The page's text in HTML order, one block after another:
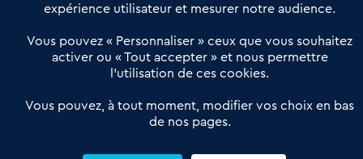
Derniers articles
Réseau 3C : un partenaire national dédié aux transactions
Petitscommerces : Un partenariat au service du commerce de
proximité et des territoires
expérience utilisateur et mesurer notre audience.
Vous pouvez « Personnaliser » ceux que vous souhaitez
activer ou « Tout accepter » et nous permettre
l’utilisation de ces cookies.
Vous pouvez, à tout moment, modifier vos choix en bas
de nos pages.